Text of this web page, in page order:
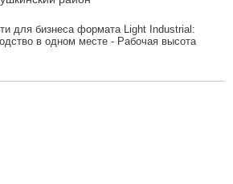
для бизнеса формата Light Industrial:
в одном месте - Рaбочая высoта